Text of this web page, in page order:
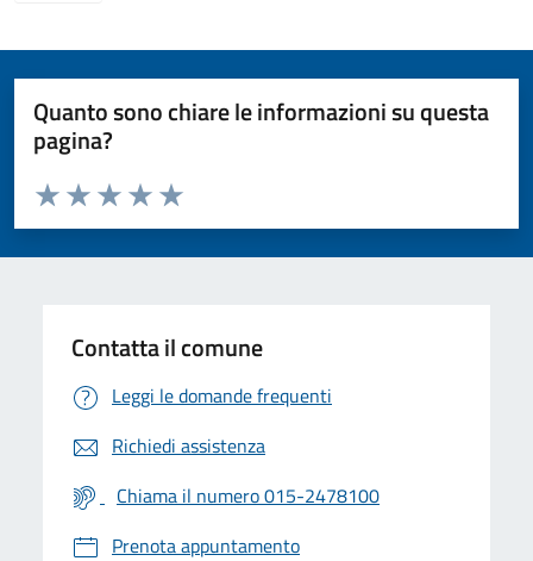
Quanto sono chiare le informazioni su questa
pagina?
Valuta da 1 a 5 stelle la pagina
Valuta 5 stelle su 5
Valuta 4 stelle su 5
Valuta 3 stelle su 5
Valuta 2 stelle su 5
Valuta 1 stelle su 5
Contatta il comune
Leggi le domande frequenti
Richiedi assistenza
Chiama il numero 015-2478100
Prenota appuntamento